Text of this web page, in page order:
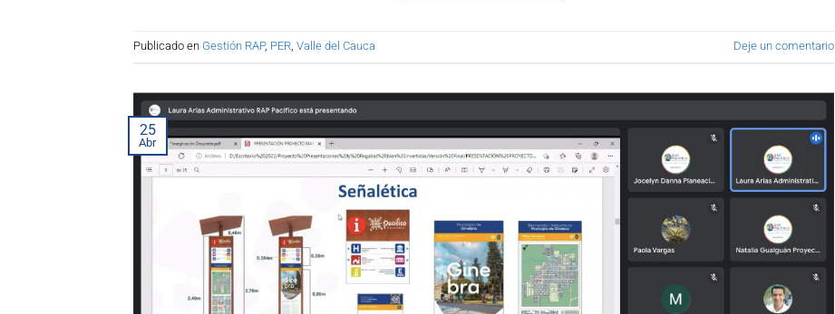
Publicado en Gestión RAP, PER, Valle del Cauca Deje un comentario
25
Abr